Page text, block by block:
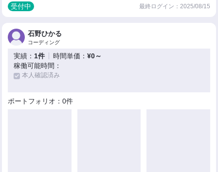
受付中 最終ログイン：2025/08/15
石野ひかる
コーディング
実績：1件 時間単価：¥0～
稼働可能時間：
本人確認済み
ポートフォリオ：0件